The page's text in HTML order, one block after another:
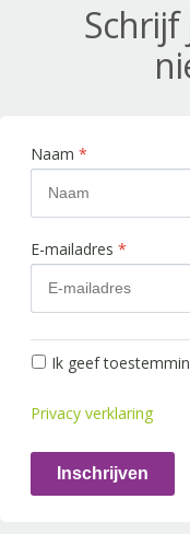
Schrijf
Naam *
E-mailadres *
Ik geef
Privacy verklaring
Inschrijven